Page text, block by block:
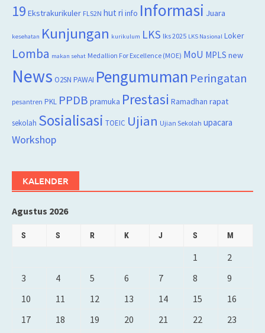
19 Ekstrakurikuler FLS2N hut ri info Informasi Juara
kesehatan Kunjungan kurikulum LKS lks 2025 LKS Nasional Loker
Lomba makan sehat Medallion For Excellence (MOE) MoU MPLS new
News O2SN PAWAI Pengumuman Peringatan
pesantren PKL PPDB pramuka Prestasi Ramadhan rapat
sekolah Sosialisasi TOEIC Ujian Ujian Sekolah upacara
Workshop
KALENDER
Agustus 2026
S S R K J S M
1
2
3
4 5 6 7 8
9
10
11 12 13 14 15
16
17
18 19 20 21 22
23